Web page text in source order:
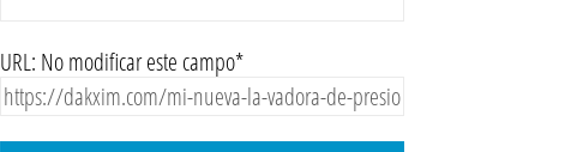
URL: No modificar este campo*